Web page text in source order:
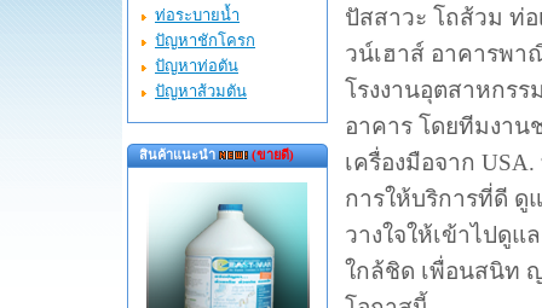
ท่อระบายน้ำ
ปัญหาชักโครก
ปัญหาท่อตัน
ปัญหาส้วมตัน
สินค้าแนะนำ (ขายดี)
ปัสสาวะ โถส้วม ท่
วน์เฮาส์ อาคารพา
โรงงานอุตสาหกร
อาคาร โดยทีมงา
เครื่องมือจาก
การให้บริการที่ดี ดู
วางใจให้เข้าไปดู
ใกล้ชิด เพื่อนสนิท